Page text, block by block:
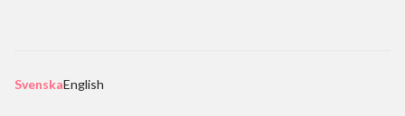
SvenskaEnglish